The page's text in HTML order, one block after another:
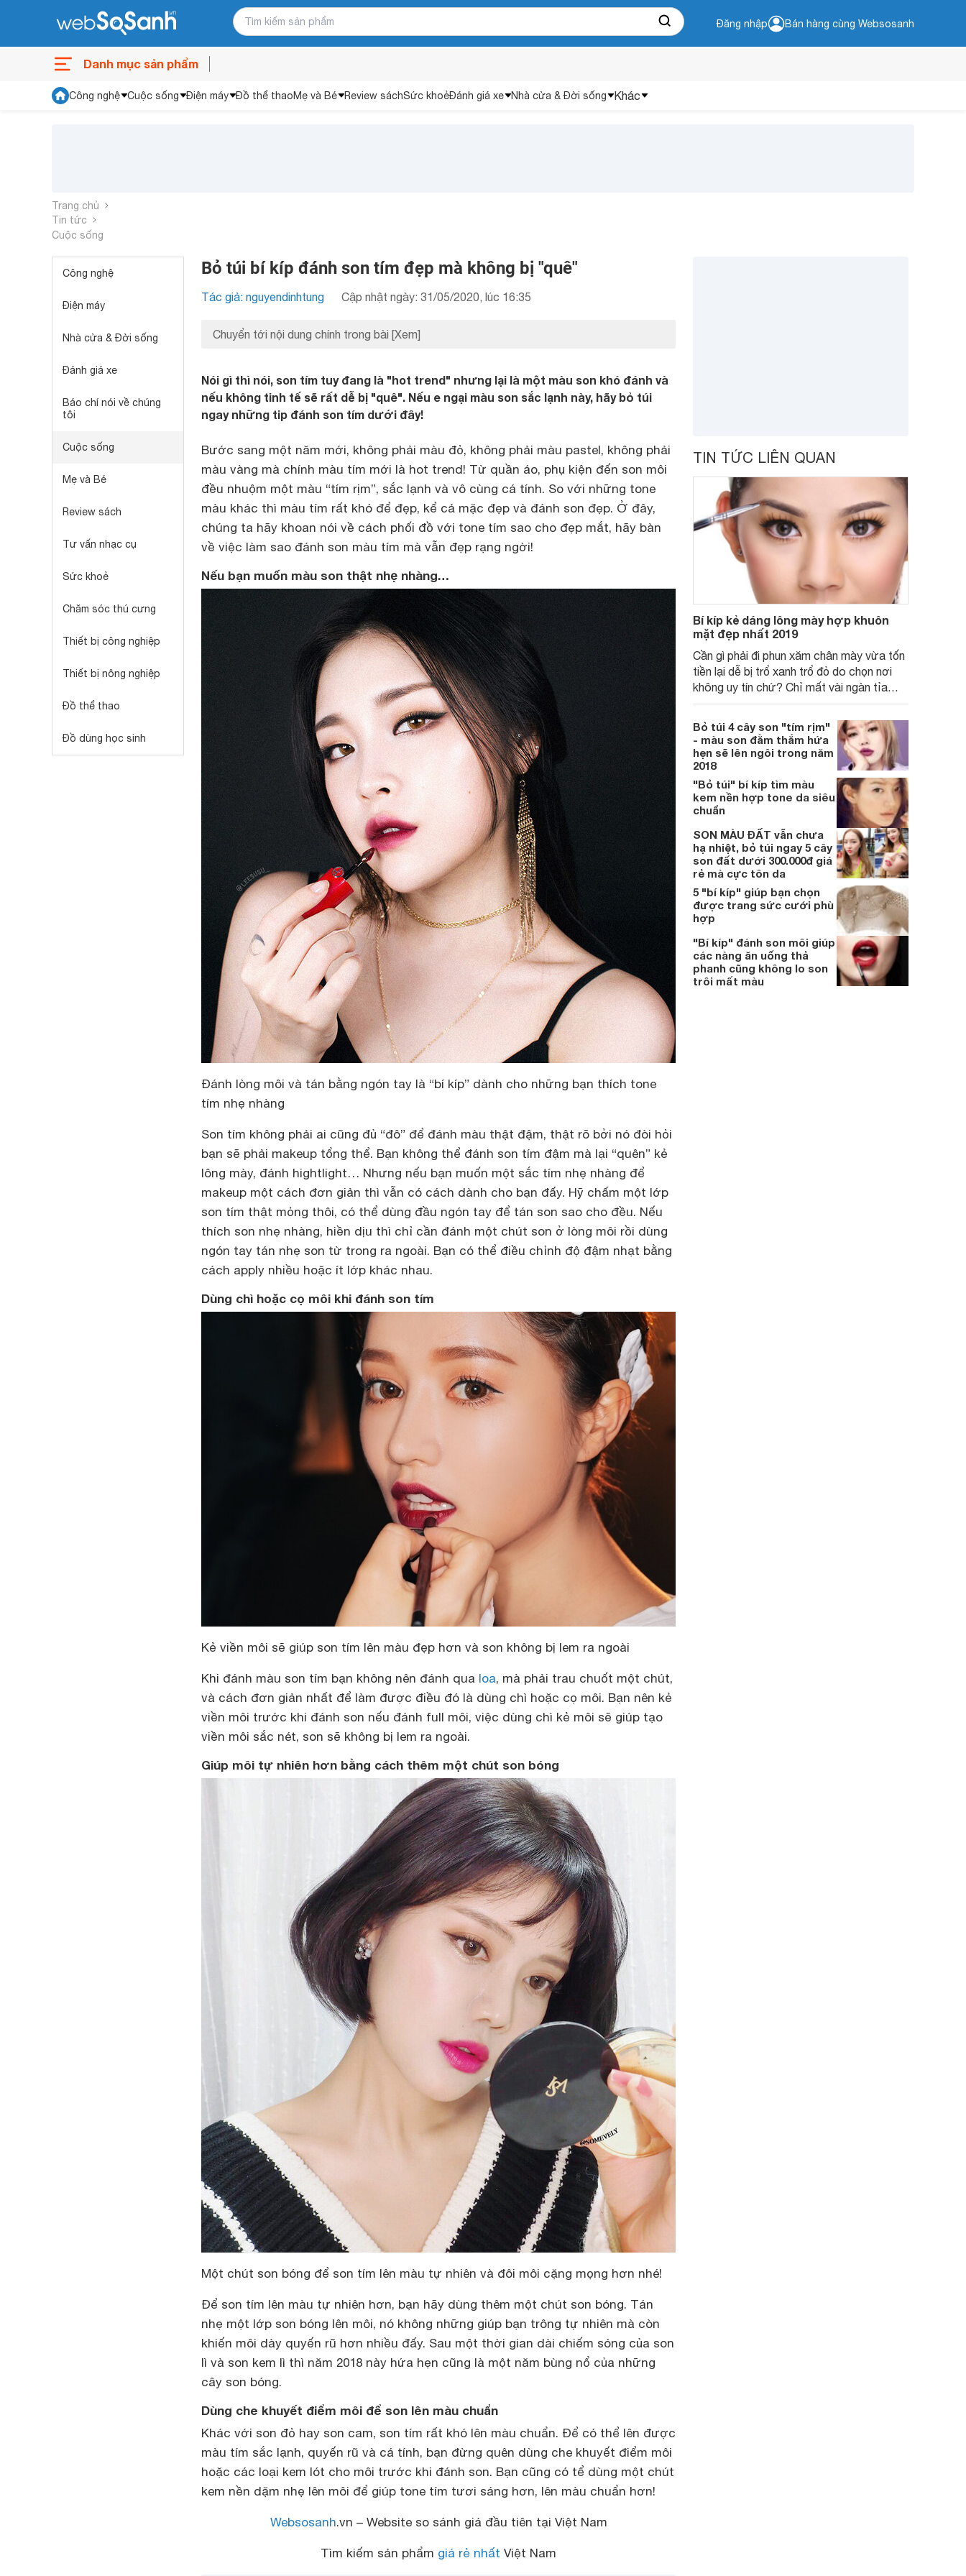
Đăng nhập Bán hàng cùng Websosanh
Danh mục sản phẩm
Công nghệ Cuộc sống Điện máy Đồ thể thaoMẹ và Bé Review sáchSức khoẻĐánh giá xe Nhà cửa & Đời sống Khác
Trang chủ
Tin tức
Cuộc sống
Công nghệ
Điện máy
Nhà cửa & Đời sống
Đánh giá xe
Báo chí nói về chúng
tôi
Cuộc sống
Mẹ và Bé
Review sách
Tư vấn nhạc cụ
Sức khoẻ
Chăm sóc thú cưng
Thiết bị công nghiệp
Thiết bị nông nghiệp
Đồ thể thao
Đồ dùng học sinh
Bỏ túi bí kíp đánh son tím đẹp mà không bị "quê"
Tác giả: nguyendinhtung Cập nhật ngày: 31/05/2020, lúc 16:35
Chuyển tới nội dung chính trong bài [Xem]
Nói gì thì nói, son tím tuy đang là "hot trend" nhưng lại là một màu son khó đánh và
nếu không tinh tế sẽ rất dễ bị "quê". Nếu e ngại màu son sắc lạnh này, hãy bỏ túi
ngay những tip đánh son tím dưới đây!
Bước sang một năm mới, không phải màu đỏ, không phải màu pastel, không phải
màu vàng mà chính màu tím mới là hot trend! Từ quần áo, phụ kiện đến son môi
đều nhuộm một màu “tím rịm”, sắc lạnh và vô cùng cá tính. So với những tone
màu khác thì màu tím rất khó để đẹp, kể cả mặc đẹp và đánh son đẹp. Ở đây,
chúng ta hãy khoan nói về cách phối đồ với tone tím sao cho đẹp mắt, hãy bàn
về việc làm sao đánh son màu tím mà vẫn đẹp rạng ngời!
Nếu bạn muốn màu son thật nhẹ nhàng…
Đánh lòng môi và tán bằng ngón tay là “bí kíp” dành cho những bạn thích tone
tím nhẹ nhàng
Son tím không phải ai cũng đủ “đô” để đánh màu thật đậm, thật rõ bởi nó đòi hỏi
bạn sẽ phải makeup tổng thể. Bạn không thể đánh son tím đậm mà lại “quên” kẻ
lông mày, đánh hightlight… Nhưng nếu bạn muốn một sắc tím nhẹ nhàng để
makeup một cách đơn giản thì vẫn có cách dành cho bạn đấy. Hỹ chấm một lớp
son tím thật mỏng thôi, có thể dùng đầu ngón tay để tán son sao cho đều. Nếu
thích son nhẹ nhàng, hiền dịu thì chỉ cần đánh một chút son ở lòng môi rồi dùng
ngón tay tán nhẹ son từ trong ra ngoài. Bạn có thể điều chỉnh độ đậm nhạt bằng
cách apply nhiều hoặc ít lớp khác nhau.
Dùng chì hoặc cọ môi khi đánh son tím
Kẻ viền môi sẽ giúp son tím lên màu đẹp hơn và son không bị lem ra ngoài
Khi đánh màu son tím bạn không nên đánh qua loa, mà phải trau chuốt một chút,
và cách đơn giản nhất để làm được điều đó là dùng chì hoặc cọ môi. Bạn nên kẻ
viền môi trước khi đánh son nếu đánh full môi, việc dùng chì kẻ môi sẽ giúp tạo
viền môi sắc nét, son sẽ không bị lem ra ngoài.
Giúp môi tự nhiên hơn bằng cách thêm một chút son bóng
Một chút son bóng để son tím lên màu tự nhiên và đôi môi cặng mọng hơn nhé!
Để son tím lên màu tự nhiên hơn, bạn hãy dùng thêm một chút son bóng. Tán
nhẹ một lớp son bóng lên môi, nó không những giúp bạn trông tự nhiên mà còn
khiến môi dày quyến rũ hơn nhiều đấy. Sau một thời gian dài chiếm sóng của son
lì và son kem lì thì năm 2018 này hứa hẹn cũng là một năm bùng nổ của những
cây son bóng.
Dùng che khuyết điểm môi để son lên màu chuẩn
Khác với son đỏ hay son cam, son tím rất khó lên màu chuẩn. Để có thể lên được
màu tím sắc lạnh, quyến rũ và cá tính, bạn đừng quên dùng che khuyết điểm môi
hoặc các loại kem lót cho môi trước khi đánh son. Bạn cũng có tể dùng một chút
kem nền dặm nhẹ lên môi để giúp tone tím tươi sáng hơn, lên màu chuẩn hơn!
Websosanh.vn – Website so sánh giá đầu tiên tại Việt Nam
Tìm kiếm sản phẩm giá rẻ nhất Việt Nam
TIN TỨC LIÊN QUAN
Bí kíp kẻ dáng lông mày hợp khuôn
mặt đẹp nhất 2019
Cần gì phải đi phun xăm chân mày vừa tốn
tiền lại dễ bị trổ xanh trổ đỏ do chọn nơi
không uy tín chứ? Chỉ mất vài ngàn tỉa
lông mày theo những dáng sau. Mỗi lần
ngồi trước gương bạn sẽ không mất nhiều
thời gian kẻ lông mày nữa. Nào khám phá
ngay:
Bỏ túi 4 cây son "tím rịm"
- màu son đằm thắm hứa
hẹn sẽ lên ngôi trong năm
2018
"Bỏ túi" bí kíp tìm màu
kem nền hợp tone da siêu
chuẩn
SON MÀU ĐẤT vẫn chưa
hạ nhiệt, bỏ túi ngay 5 cây
son đất dưới 300.000đ giá
rẻ mà cực tôn da
5 "bí kíp" giúp bạn chọn
được trang sức cưới phù
hợp
"Bí kíp" đánh son môi giúp
các nàng ăn uống thả
phanh cũng không lo son
trôi mất màu